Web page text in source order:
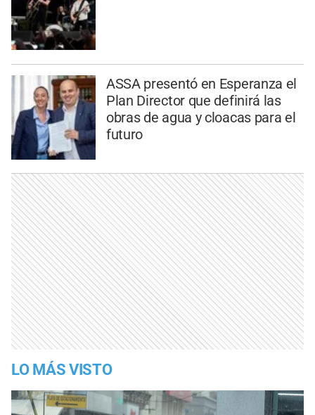
ASSA presentó en Esperanza el
Plan Director que definirá las
obras de agua y cloacas para el
futuro
LO MÁS VISTO